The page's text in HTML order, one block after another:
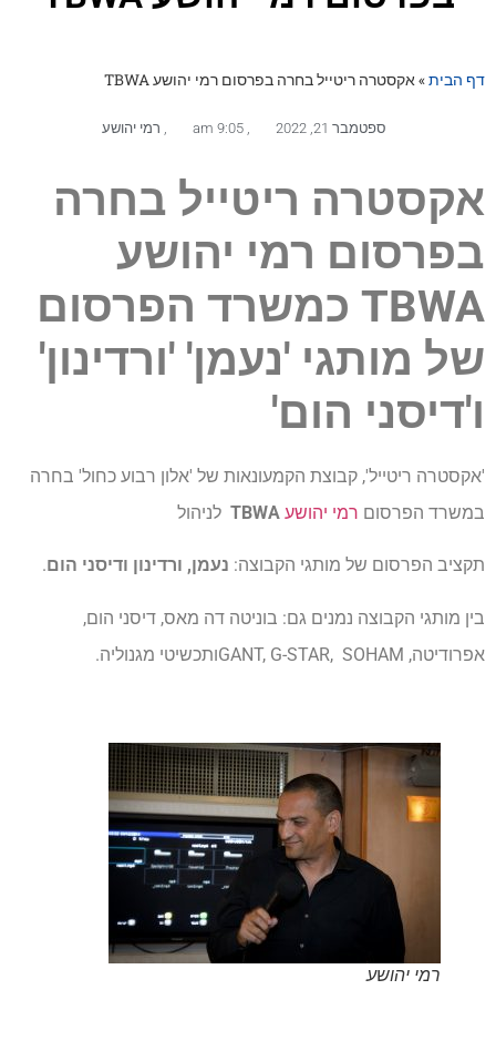
דף הבית»אקסטרה ריטייל בחרה בפרסום רמי יהושע TBWA
ספטמבר 21, 2022 9:05 am רמי יהושע
אקסטרה ריטייל בחרה
בפרסום רמי יהושע
TBWA כמשרד הפרסום
של מותגי 'נעמן' 'ורדינון'
ו'דיסני הום'
'אקסטרה ריטייל', קבוצת הקמעונאות של 'אלון רבוע כחול' בחרה
במשרד הפרסום רמי יהושע TBWA לניהול
תקציב הפרסום של מותגי הקבוצה: נעמן, ורדינון ודיסני הום.
בין מותגי הקבוצה נמנים גם: בוניטה דה מאס, דיסני הום,
אפרודיטה, GANT, G-STAR, SOHAMותכשיטי מגנוליה.
רמי יהושע